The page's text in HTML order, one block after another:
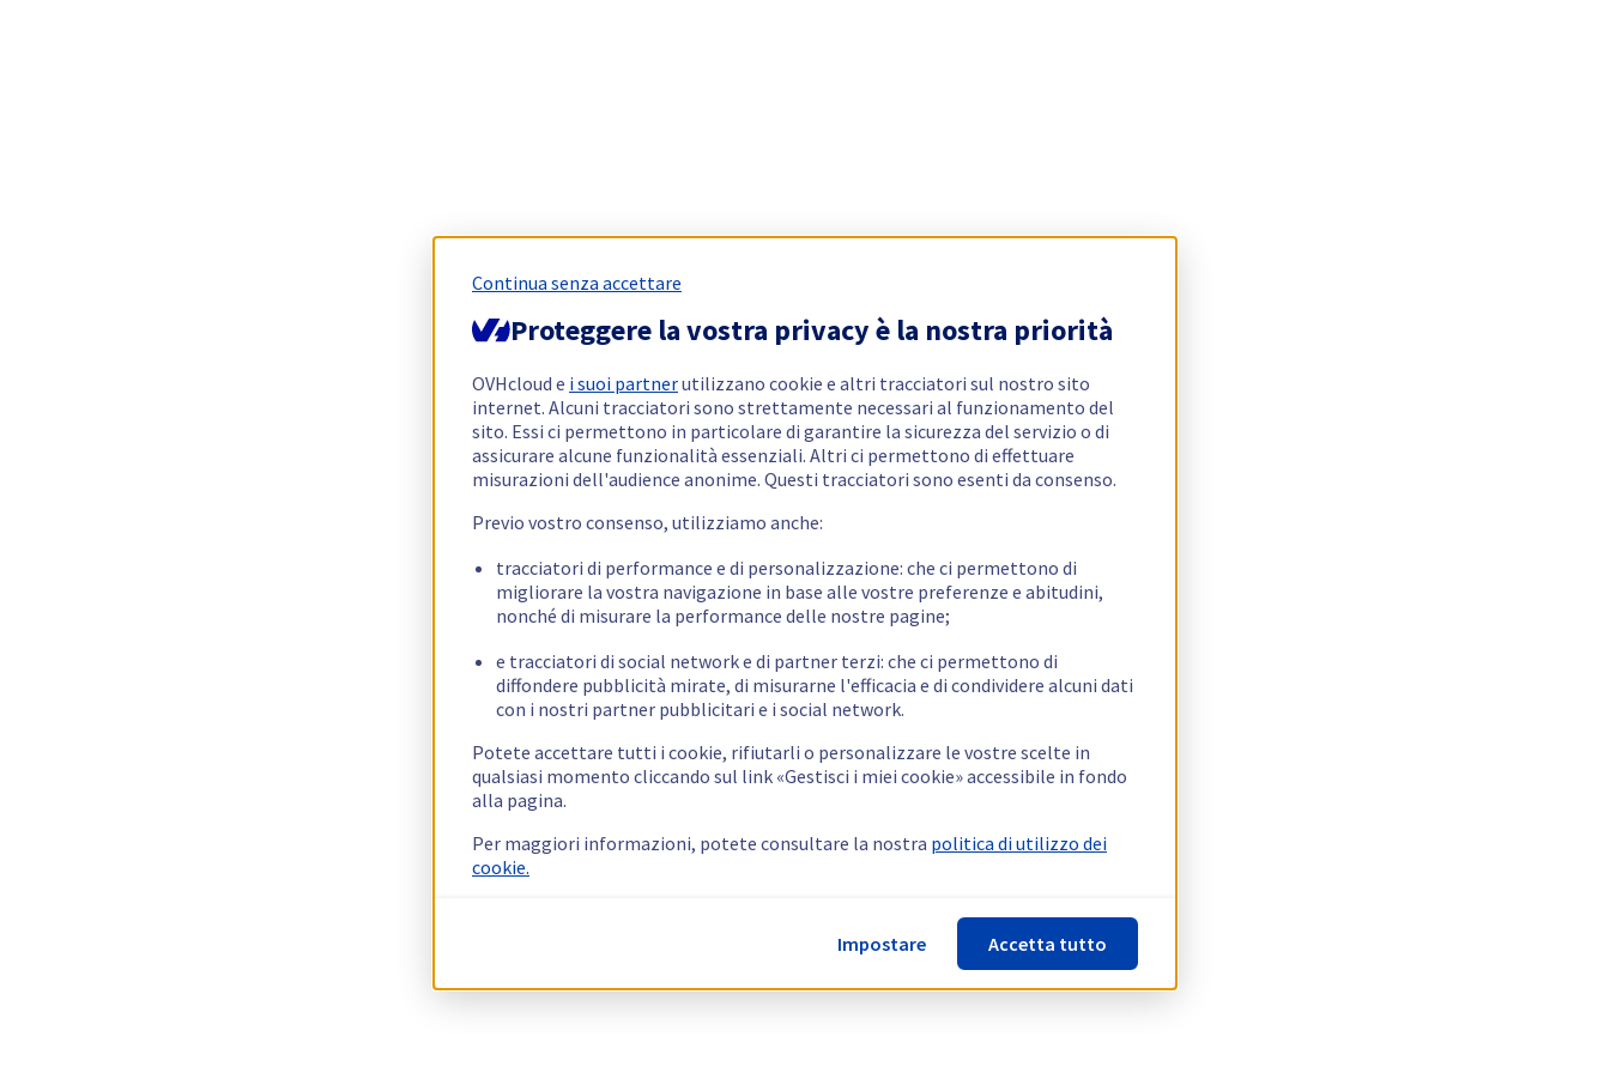
Continua senza accettare
Proteggere la vostra privacy è la nostra priorità
OVHcloud e i suoi partnerutilizzano cookie e altri tracciatori sul nostro sito
internet. Alcuni tracciatori sono strettamente necessari al funzionamento del
sito. Essi ci permettono in particolare di garantire la sicurezza del servizio o di
assicurare alcune funzionalità essenziali. Altri ci permettono di effettuare
misurazioni dell'audience anonime. Questi tracciatori sono esenti da consenso.
Previo vostro consenso, utilizziamo anche:
tracciatori di performance e di personalizzazione: che ci permettono di
migliorare la vostra navigazione in base alle vostre preferenze e abitudini,
nonché di misurare la performance delle nostre pagine;
e tracciatori di social network e di partner terzi: che ci permettono di
diffondere pubblicità mirate, di misurarne l'efficacia e di condividere alcuni dati
con i nostri partner pubblicitari e i social network.
Potete accettare tutti i cookie, rifiutarli o personalizzare le vostre scelte in
qualsiasi momento cliccando sul link «Gestisci i miei cookie» accessibile in fondo
alla pagina.
Per maggiori informazioni, potete consultare la nostra politica di utilizzo dei
cookie.
Impostare Accetta tutto